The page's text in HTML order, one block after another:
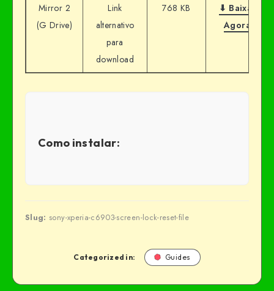
Mirror 2
(G Drive)
Link
alternativo
para
download
768 KB
⬇ Baixar
Agora
Como instalar:
Slug: sony-xperia-c6903-screen-lock-reset-file
Categorized in: Guides